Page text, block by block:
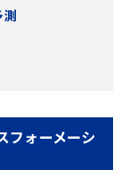
フォーメーシ